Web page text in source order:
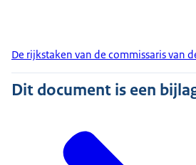
De rijkstaken van de commissaris van
Dit document is een